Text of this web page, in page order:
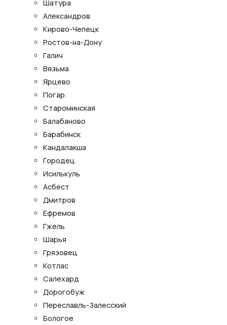
Шатура
Александров
Кирово-Чепецк
Ростов-на-Дону
Галич
Вязьма
Ярцево
Погар
Староминская
Балабаново
Барабинск
Кандалакша
Городец
Исилькуль
Асбест
Дмитров
Ефремов
Гжель
Шарья
Грязовец
Котлас
Салехард
Дорогобуж
Переславль-Залесский
Бологое